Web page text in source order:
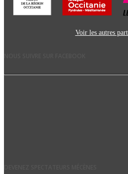
Voir les autres